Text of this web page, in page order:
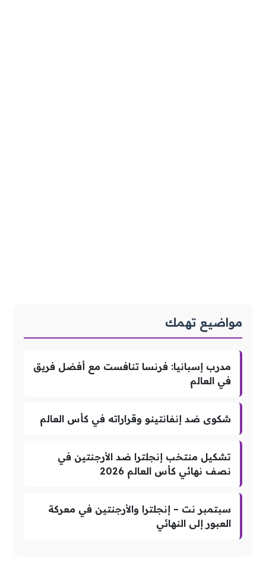
مواضيع تهمك
مدرب إسبانيا: فرنسا تنافست مع أفضل فريق
في العالم
شكوى ضد إنفانتينو وقراراته في كأس العالم
تشكيل منتخب إنجلترا ضد الأرجنتين في
نصف نهائي كأس العالم 2026
سبتمبر نت – إنجلترا والأرجنتين في معركة
العبور إلى النهائي